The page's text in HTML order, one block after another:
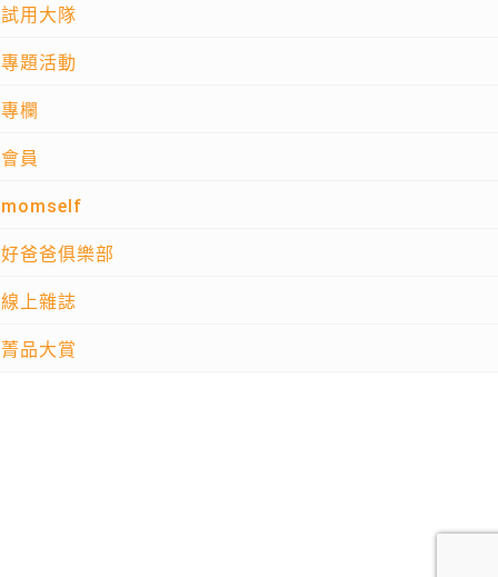
試用大隊
專題活動
專欄
會員
momself
好爸爸俱樂部
線上雜誌
菁品大賞